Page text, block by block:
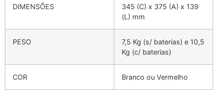
DIMENSÕES
345 (C) x 375 (A) x 139
(L) mm
PESO
7,5 Kg (s/ baterias) e 10,5
Kg (c/ baterias)
COR Branco ou Vermelho